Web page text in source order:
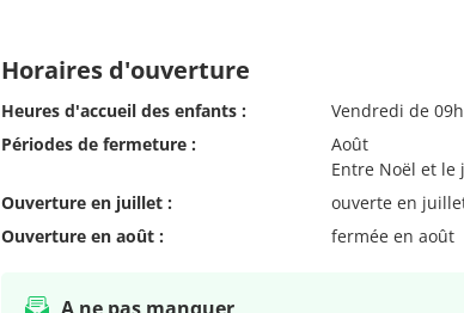
Horaires d'ouverture
Heures d'accueil des enfants :
Vendredi de
Périodes de fermeture :
Août
Entre Noël et le
Ouverture en juillet :
ouverte en
Ouverture en août :
fermée en août